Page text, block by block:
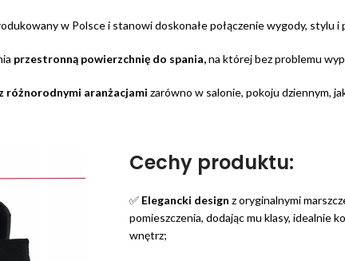
w Polsce i stanowi doskonałe połączenie wygody, stylu i
przestronną powierzchnię do spania,na której bez problemu
różnorodnymi aranżacjami zarówno w salonie, pokoju dziennym,
Cechy produktu:
✅ Elegancki design z oryginalnymi
pomieszczenia, dodając mu klasy, idealnie
wnętrz;